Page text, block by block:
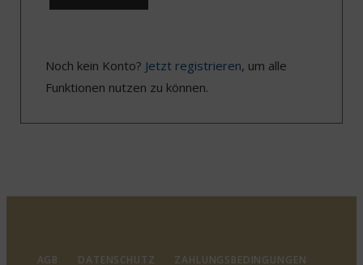
Noch kein Konto? Jetzt registrieren, um alle
Funktionen nutzen zu können.
AGB DATENSCHUTZ ZAHLUNGSBEDINGUNGEN